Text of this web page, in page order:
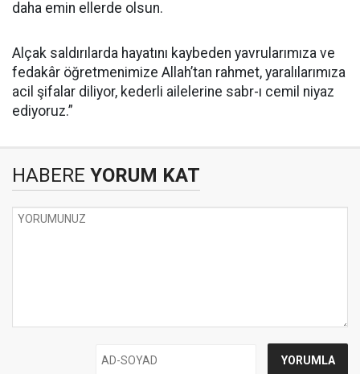
daha emin ellerde olsun.
Alçak saldırılarda hayatını kaybeden yavrularımıza ve
fedakâr öğretmenimize Allah’tan rahmet, yaralılarımıza
acil şifalar diliyor, kederli ailelerine sabr-ı cemil niyaz
ediyoruz.”
HABERE YORUM KAT